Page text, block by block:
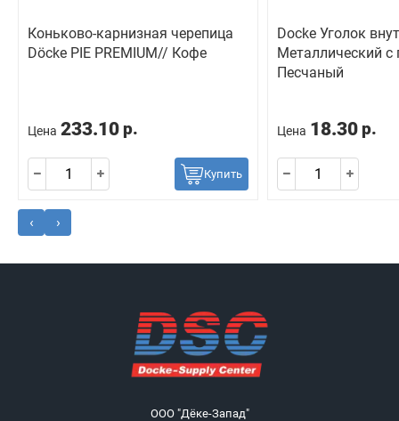
Коньково-карнизная черепица
Döcke PIE PREMIUM// Кофе
Цена 233.10 р.
Купить
Docke Уголок
Металлический
Песчаный
Цена 18.30 р.
‹ ›
ООО "Дёке-Запад"